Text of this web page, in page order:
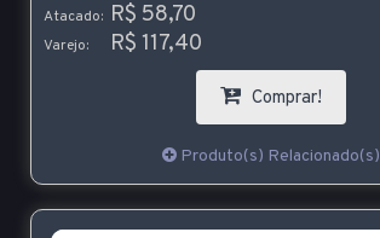
Atacado: R$ 58,70
Varejo: R$ 117,40
Comprar!
Produto(s) Relacionado(s)